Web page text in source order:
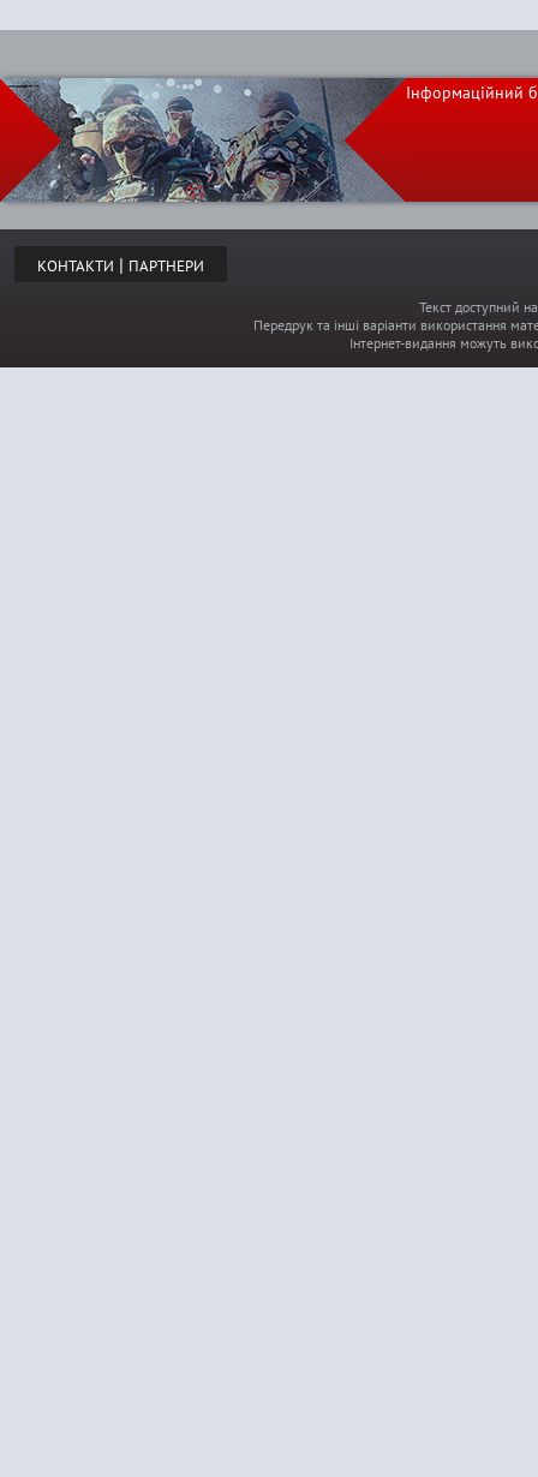
g
e
s
Інформаційний
КОНТАКТИ | ПАРТНЕРИ
Текст доступний
Передрук та інші варіанти використання
Інтернет-видання можуть